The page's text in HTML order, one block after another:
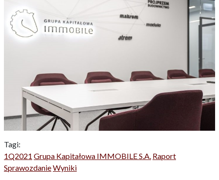
Tagi:
1Q2021 Grupa Kapitałowa IMMOBILE S.A. Raport
SprawozdanieWyniki